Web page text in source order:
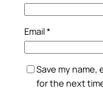
Email*
Save my name,
for the next